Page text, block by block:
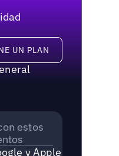
UN PLAN
estos
y Apple